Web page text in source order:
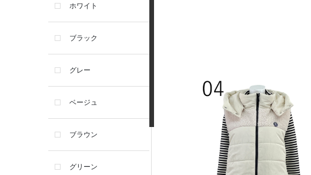
ホワイト
ブラック
グレー
ベージュ
ブラウン
グリーン